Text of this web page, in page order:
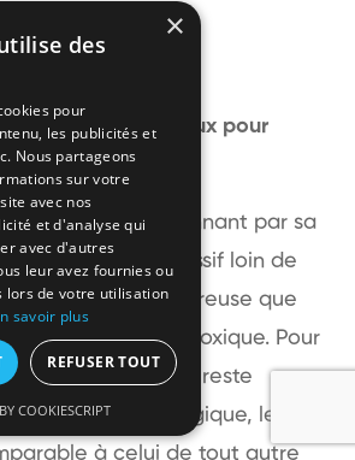
fréquentes
est-il dangereux pour
est impressionnant par sa
peu agressif loin de
est plus douloureuse que
sans être plus toxique. Pour
allergique, elle reste
une personne allergique, le
à celui de tout autre
×
des
pour
les publicités et
Nous partageons
sur votre
avec nos
et d'analyse qui
avec d'autres
leur avez fournies ou
lors de votre utilisation
savoir plus
REFUSER TOUT
COOKIESCRIPT